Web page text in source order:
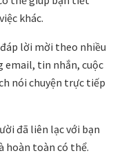
khác.
lời mời theo nhiều
email, tin nhắn, cuộc
nói chuyện trực tiếp
đã liên lạc với bạn
hoàn toàn có thể.